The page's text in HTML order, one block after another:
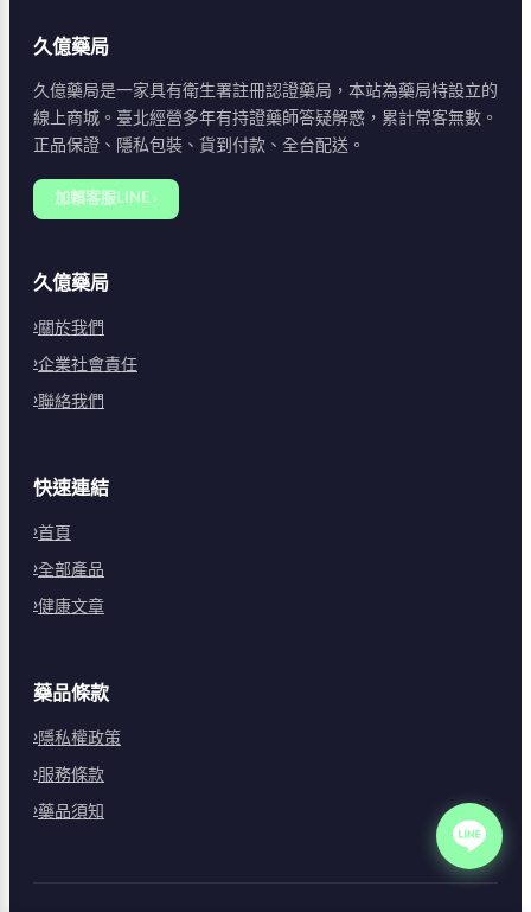
久億藥局
久億藥局是一家具有衛生署註冊認證藥局，本站為藥局特設立的
線上商城。臺北經營多年有持證藥師答疑解惑，累計常客無數。
正品保證、隱私包裝、貨到付款、全台配送。
加賴客服LINE ›
久億藥局
關於我們
企業社會責任
聯絡我們
快速連結
首頁
全部產品
健康文章
藥品條款
隱私權政策
服務條款
藥品須知